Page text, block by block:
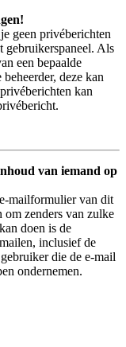
geen privéberichten
gebruikerspaneel. Als
een bepaalde
deze kan
kan
van iemand op
mailformulier van dit
om zenders van zulke
doen is de
inclusief de
die de e-mail
ondernemen.